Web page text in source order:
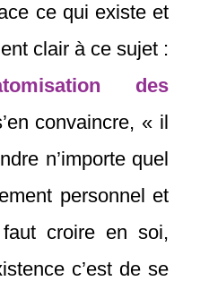
ce qui existe et
clair à ce sujet :
des
convaincre, « il
n’importe quel
personnel et
croire en soi,
c’est de se